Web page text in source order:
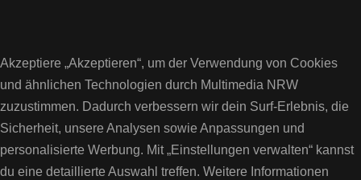
Akzeptiere „Akzeptieren“, um der Verwendung von Cookies
und ähnlichen Technologien durch Multimedia NRW
zuzustimmen. Dadurch verbessern wir dein Surf-Erlebnis, die
Sicherheit, unsere Analysen sowie Anpassungen und
personalisierte Werbung. Mit „Einstellungen verwalten“ kannst
du eine detaillierte Auswahl treffen. Weitere Informationen